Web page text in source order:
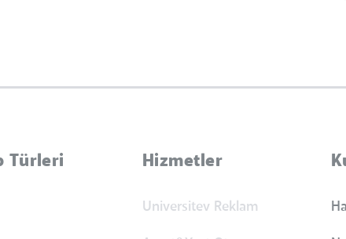
Türleri Hizmetler
Universitev Reklam